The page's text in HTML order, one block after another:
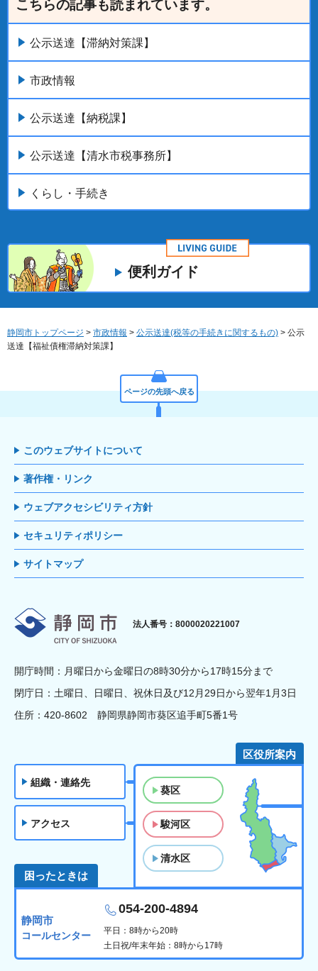
こちらの記事も読まれています。
公示送達【滞納対策課】
市政情報
公示送達【納税課】
公示送達【清水市税事務所】
くらし・手続き
便利ガイド
静岡市トップページ > 市政情報 > 公示送達(税等の手続きに関するもの) > 公示
送達【福祉債権滞納対策課】
ページの先頭へ戻る
このウェブサイトについて
著作権・リンク
ウェブアクセシビリティ方針
セキュリティポリシー
サイトマップ
静岡市
法人番号：8000020221007
開庁時間：月曜日から金曜日の8時30分から17時15分まで
閉庁日：土曜日、日曜日、祝休日及び12月29日から翌年1月3日
住所：420-8602 静岡県静岡市葵区追手町5番1号
組織・連絡先
アクセス
区役所案内
葵区
駿河区
清水区
困ったときは
静岡市
コールセンター
054-200-4894
平日：8時から20時
土日祝/年末年始：8時から17時